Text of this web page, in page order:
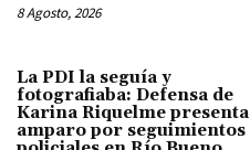
8 Agosto, 2026
La PDI la seguía y
fotografiaba: Defensa de
Karina Riquelme presenta
amparo por seguimientos